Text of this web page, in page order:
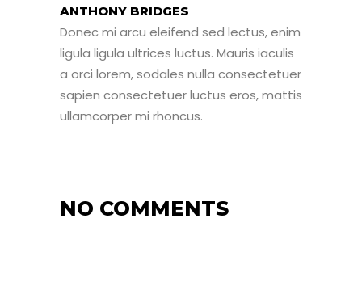
ANTHONY BRIDGES
Donec mi arcu eleifend sed lectus, enim
ligula ligula ultrices luctus. Mauris iaculis
a orci lorem, sodales nulla consectetuer
sapien consectetuer luctus eros, mattis
ullamcorper mi rhoncus.
NO COMMENTS